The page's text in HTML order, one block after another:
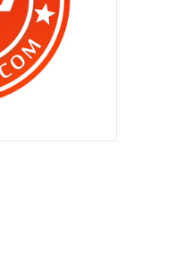
BEN
ke pagar yg